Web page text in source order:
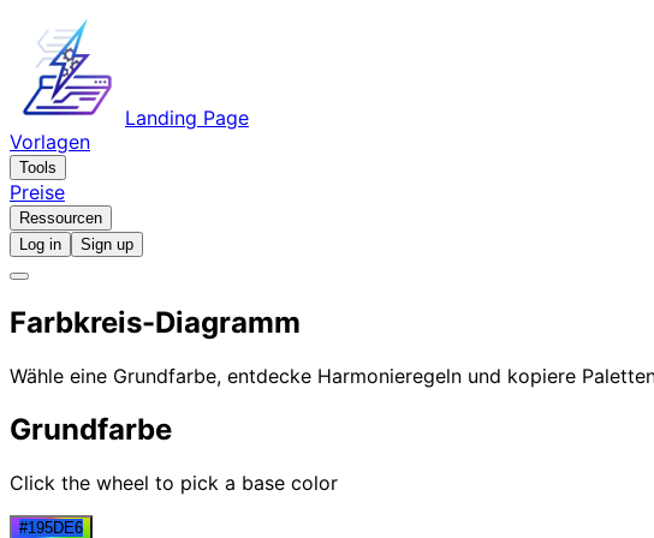
Landing Page
Vorlagen
Tools
Preise
Ressourcen
Log in
Sign up
Farbkreis-Diagramm
Wähle eine Grundfarbe, entdecke Harmonieregeln und kopiere
Grundfarbe
Click the wheel to pick a base color
#195DE6